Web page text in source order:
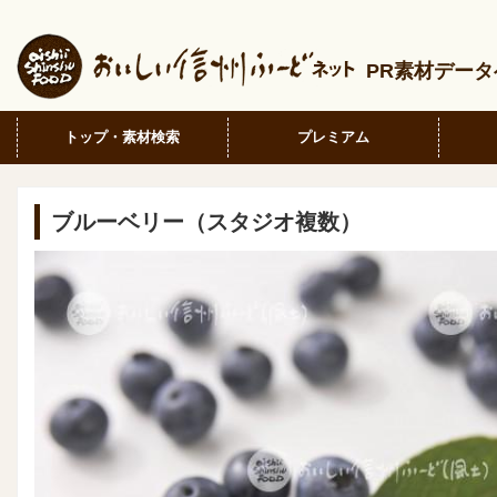
PR素材デー
トップ・素材検索 プレミアム
ブルーベリー（スタジオ複数）